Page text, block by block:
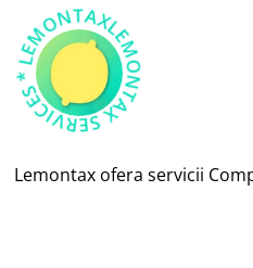
A
*
AX *
Lemontax ofera servicii